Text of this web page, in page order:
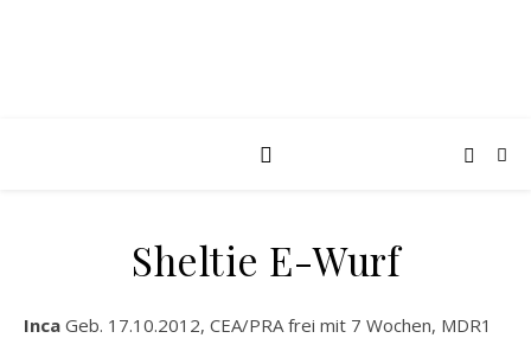
Sheltie E-Wurf
Inca Geb. 17.10.2012, CEA/PRA frei mit 7 Wochen, MDR1